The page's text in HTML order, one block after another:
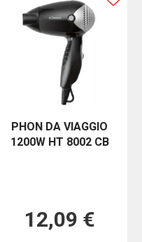
PHON DA VIAGGIO
1200W HT 8002 CB
12,09 €